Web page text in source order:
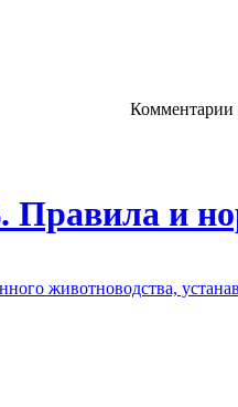
Комментарии
и
животноводства,